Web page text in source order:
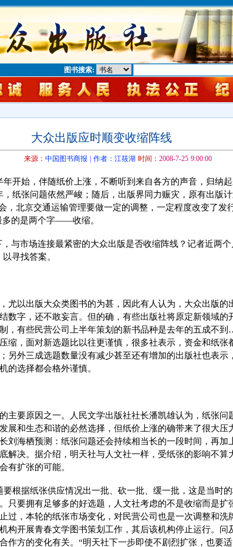
图书搜索:
大众出版应时顺变收缩阵线
来源： 中国图书商报 | 作者：江筱湖 时间： 2008-7-25 9:00:00
年开始，伴随纸价上涨，不断听到来自各方的声音，归纳
，纸张问题依然严峻；随后，出版界同力赈灾，原有出版
，北京交通运输管理要做一定的调整，一定程度改变了
多的是两个字——收缩。
与市场连接最紧密的大众出版是否收缩阵线？记者近两
寻找答案。
尤以出版大众类图书的为甚，因此有人认为，大众出版的
数字，还不敢妄言。但的确，有些出版社将原定新领域的
，有些民营公司上半年策划的新书品种是去年的五成不
缩，面对新选题比以往更谨慎，很多社表示，资金和纸张
另外三成选题数量没有减少甚至还有增加的出版社也表示
的选择都会格外谨慎。
主要原因之一。人民文学出版社社长潘凯雄认为，纸张问
展和生态和谐的必然选择，但纸价上涨的确带来了很大压
刘海栖预测：纸张问题还会持续相当长的一段时间，再加
解决。据介绍，明天社与人文社一样，受纸张的影响不算
有扩张的可能。
要根据纸张供应情况出一批、砍一批、缓一批，这是当时
只要拥有足够多的好选题，人文社考虑的不是收缩而是扩
过，本轮的纸张市场变化，对民营公司也是一次调整和洗
构开展青春文学图书策划工作，其后该机构停止运行。问
作方的变化有关。“明天社下一步即使不剧烈扩张，也要